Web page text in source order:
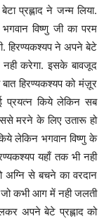
प्रह्लाद ने जन्म लिया.
विष्णु जी का परम
हिरण्यकश्यप ने अपने बेटे
नही करेगा. इसके बावजूद
बात हिरण्यकश्यप को मंज़ूर
प्रयत्न किये लेकिन सब
मरने के लिए उतारू हो
लेकिन भगवान विष्णु के
यहाँ तक भी नही
अग्नि से बचने का वरदान
जो कभी आग में नही जलती
अपने बेटे प्रह्लाद को